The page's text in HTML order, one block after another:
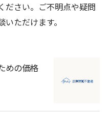
ださい。ご不明点や疑問
ただけます。
めの価格